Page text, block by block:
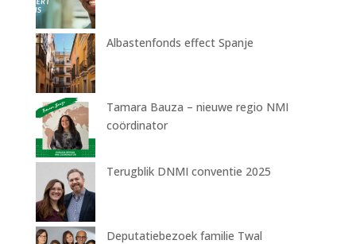
Albastenfonds effect Spanje
Tamara Bauza – nieuwe regio NMI
coördinator
Terugblik DNMI conventie 2025
Deputatiebezoek familie Twal